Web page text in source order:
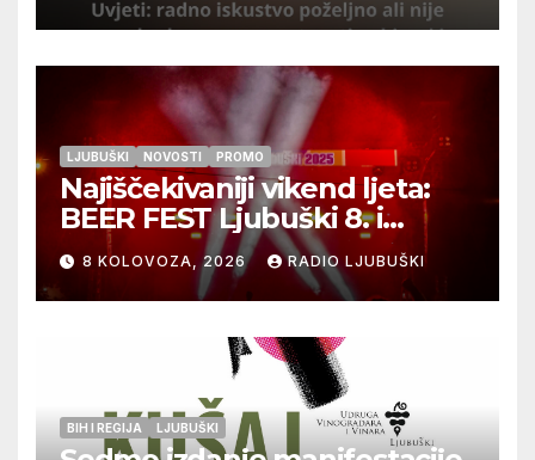
LJUBUŠKI NOVOSTI PROMO
Najiščekivaniji vikend ljeta:
BEER FEST Ljubuški 8. i
9.kolovoza
8 KOLOVOZA, 2026 RADIO LJUBUŠKI
BIH I REGIJA LJUBUŠKI